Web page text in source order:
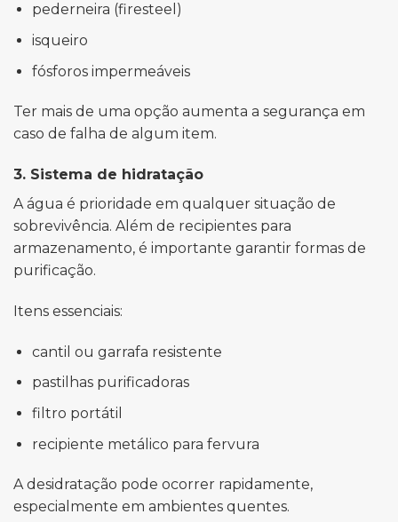
pederneira (firesteel)
isqueiro
fósforos impermeáveis
Ter mais de uma opção aumenta a segurança em
caso de falha de algum item.
3. Sistema de hidratação
A água é prioridade em qualquer situação de
sobrevivência. Além de recipientes para
armazenamento, é importante garantir formas de
purificação.
Itens essenciais:
cantil ou garrafa resistente
pastilhas purificadoras
filtro portátil
recipiente metálico para fervura
A desidratação pode ocorrer rapidamente,
especialmente em ambientes quentes.